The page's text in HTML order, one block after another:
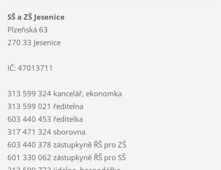
SŠ a ZŠ Jesenice
Plzeňská 63
270 33 Jesenice
IČ: 47013711
313 599 324 kancelář, ekonomka
313 599 021 ředitelna
603 440 453 ředitelka
317 471 324 sborovna
603 440 378 zástupkyně ŘŠ pro ZŠ
601 330 062 zástupkyně ŘŠ pro SŠ